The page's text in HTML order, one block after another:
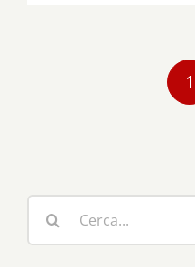
1
per: